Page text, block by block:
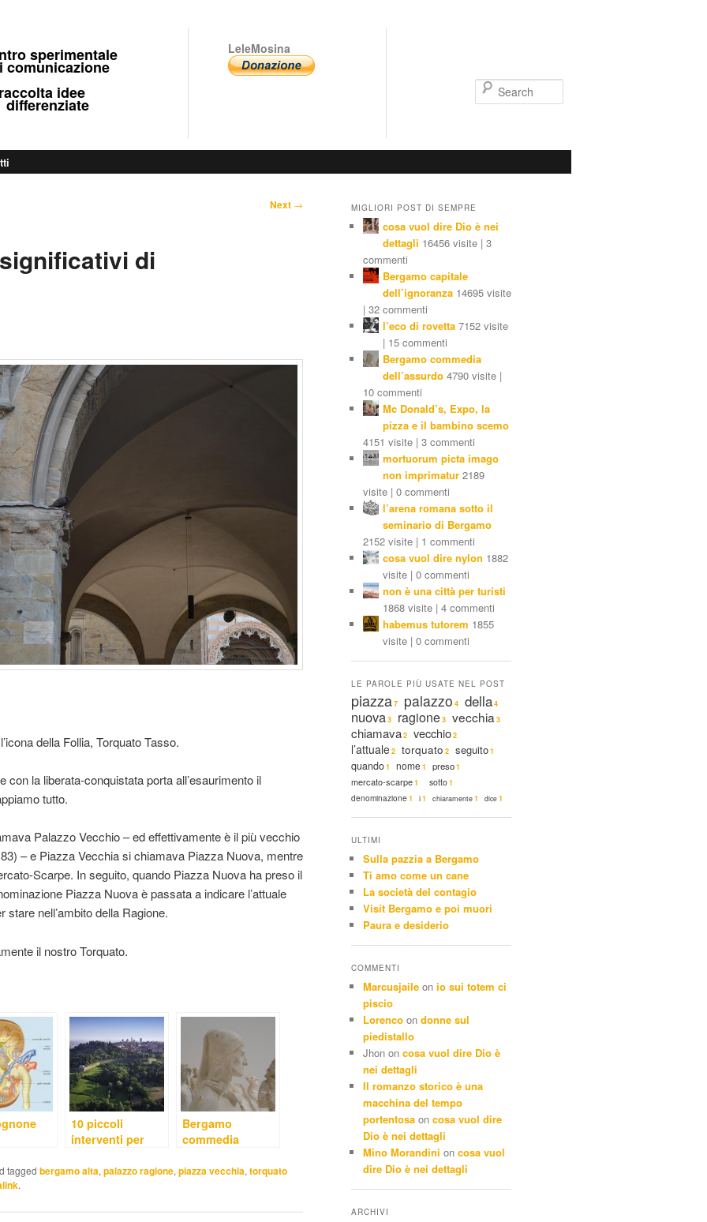
sperimentale
idee
LeleMosina
Next →
di
della Follia, Torquato Tasso.
con la liberata-conquistata porta all’esaurimento il
tutto.
Palazzo Vecchio – ed effettivamente è il più vecchio
– e Piazza Vecchia si chiamava Piazza Nuova, mentre
Scarpe. In seguito, quando Piazza Nuova ha preso il
Piazza Nuova è passata a indicare l’attuale
nell’ambito della Ragione.
il nostro Torquato.
10 piccoli
interventi per
Bergamo
commedia
tagged bergamo alta, palazzo ragione, piazza vecchia, torquato
.
MIGLIORI POST DI SEMPRE
cosa vuol dire Dio è nei
dettagli 16456 visite | 3
commenti
Bergamo capitale
dell’ignoranza 14695 visite
| 32 commenti
l’eco di rovetta 7152 visite
| 15 commenti
Bergamo commedia
dell’assurdo 4790 visite |
10 commenti
Mc Donald’s, Expo, la
pizza e il bambino scemo
4151 visite | 3 commenti
mortuorum picta imago
non imprimatur 2189
visite | 0 commenti
l’arena romana sotto il
seminario di Bergamo
2152 visite | 1 commenti
cosa vuol dire nylon 1882
visite | 0 commenti
non è una città per turisti
1868 visite | 4 commenti
habemus tutorem 1855
visite | 0 commenti
LE PAROLE PIÙ USATE NEL POST
piazza7 palazzo 4 della4
nuova3 ragione3 vecchia 3
chiamava2 vecchio2
l’attuale2 torquato 2 seguito1
quando1 nome 1 preso1
mercato-scarpe1 sotto1
denominazione 1 i1 chiaramente1 dice1
ULTIMI
Sulla pazzia a Bergamo
Ti amo come un cane
La società del contagio
Visit Bergamo e poi muori
Paura e desiderio
COMMENTI
Marcusjaile on io sui totem ci
piscio
Lorenco on donne sul
piedistallo
Jhon on cosa vuol dire Dio è
nei dettagli
Il romanzo storico è una
macchina del tempo
portentosa on cosa vuol dire
Dio è nei dettagli
Mino Morandini on cosa vuol
dire Dio è nei dettagli
ARCHIVI